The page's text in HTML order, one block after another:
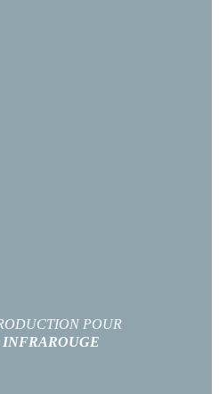
POUR
INFRAROUGE